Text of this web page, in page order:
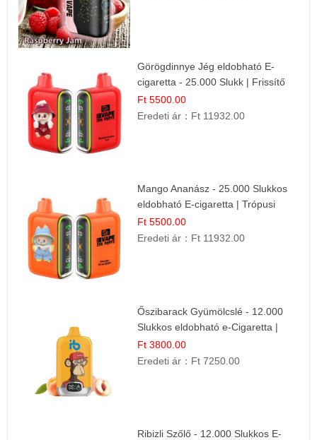
Görögdinnye Jég eldobható E-
cigaretta - 25.000 Slukk | Frissítő
Nyári Íz
Ft 5500.00
Eredeti ár： Ft 11932.00
Mango Ananász - 25.000 Slukkos
eldobható E-cigaretta | Trópusi
Ízélmény
Ft 5500.00
Eredeti ár： Ft 11932.00
Őszibarack Gyümölcslé - 12.000
Slukkos eldobható e-Cigaretta |
Friss Gyümölcs Íz
Ft 3800.00
Eredeti ár： Ft 7250.00
Ribizli Szőlő - 12.000 Slukkos E-